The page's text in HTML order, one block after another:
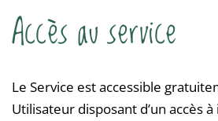
Accès au service
Le Service est accessible
Utilisateur disposant d’un accès